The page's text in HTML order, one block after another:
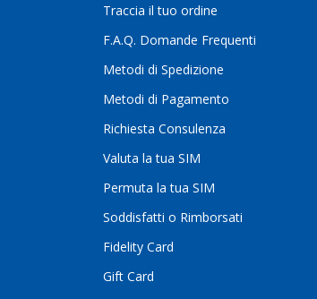
Traccia il tuo ordine
F.A.Q. Domande Frequenti
Metodi di Spedizione
Metodi di Pagamento
Richiesta Consulenza
Valuta la tua SIM
Permuta la tua SIM
Soddisfatti o Rimborsati
Fidelity Card
Gift Card